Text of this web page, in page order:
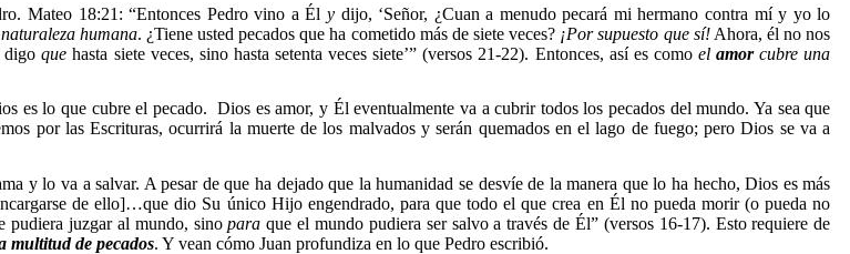
Mateo 18:21: “Entonces Pedro vino a Él y dijo, ‘Señor, ¿Cuan a menudo pecará mi hermano contra mí y yo lo
naturaleza humana. ¿Tiene usted pecados que ha cometido más de siete veces? ¡Por supuesto que sí!Ahora, él no nos
digoquehasta siete veces, sino hasta setenta veces siete’” (versos 21-22). Entonces, así es como elamorcubre una
es lo que cubre el pecado. Dios es amor, y Él eventualmente va a cubrir todos los pecados del mundo. Ya sea que
por las Escrituras, ocurrirá la muerte de los malvados y serán quemados en el lago de fuego; pero Dios se va a
lo va a salvar. A pesar de que ha dejado que la humanidad se desvíe de la manera que lo ha hecho, Dios es más
de ello]…que dio Su único Hijo engendrado, para que todo el que crea en Él no pueda morir (o pueda no
pudiera juzgar al mundo, sinoparaque el mundo pudiera ser salvo a través de Él” (versos 16-17). Esto requiere de
multitud de pecados. Y vean cómo Juan profundiza en lo que Pedro escribió.